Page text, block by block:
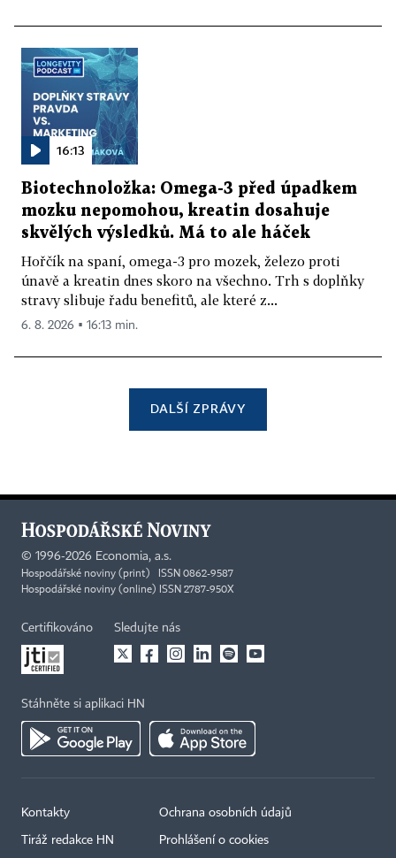
16:13
Biotechnoložka: Omega-3 před úpadkem
mozku nepomohou, kreatin dosahuje
skvělých výsledků. Má to ale háček
Hořčík na spaní, omega-3 pro mozek, železo proti
únavě a kreatin dnes skoro na všechno. Trh s doplňky
stravy slibuje řadu benefitů, ale které z...
6. 8. 2026 ▪ 16:13 min.
DALŠÍ ZPRÁVY
© 1996-2026 Economia, a.s.
Hospodářské noviny (print) ISSN 0862-9587
Hospodářské noviny (online) ISSN 2787-950X
Certifikováno Sledujte nás
Stáhněte si aplikaci HN
Kontakty
Tiráž redakce HN
Ochrana osobních údajů
Prohlášení o cookies